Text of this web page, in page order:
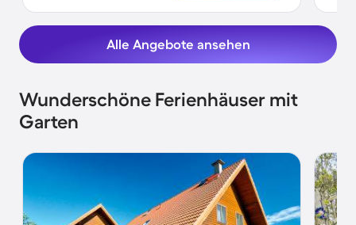
Alle Angebote ansehen
Wunderschöne Ferienhäuser mit
Garten